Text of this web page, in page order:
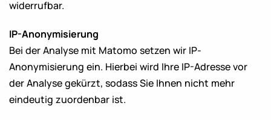
widerrufbar.
IP-Anonymisierung
Bei der Analyse mit Matomo setzen wir IP-
Anonymisierung ein. Hierbei wird Ihre IP-Adresse vor
der Analyse gekürzt, sodass Sie Ihnen nicht mehr
eindeutig zuordenbar ist.